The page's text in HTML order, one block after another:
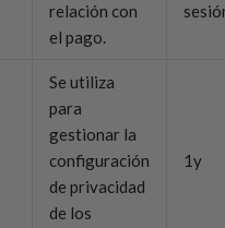
relación con
el pago.
Se utiliza
para
gestionar la
configuración
de privacidad
de los
1y